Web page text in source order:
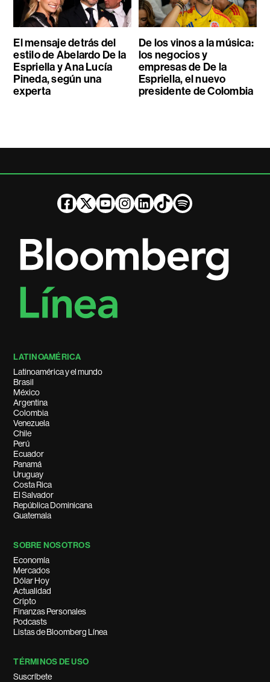
El mensaje detrás del
estilo de Abelardo De la
Espriella y Ana Lucía
Pineda, según una
experta
De los vinos a la música:
los negocios y
empresas de De la
Espriella, el nuevo
presidente de Colombia
LATINOAMÉRICA
Latinoamérica y el mundo
Brasil
México
Argentina
Colombia
Venezuela
Chile
Perú
Ecuador
Panamá
Uruguay
Costa Rica
El Salvador
República Dominicana
Guatemala
SOBRE NOSOTROS
Economía
Mercados
Dólar Hoy
Actualidad
Cripto
Finanzas Personales
Podcasts
Listas de Bloomberg Línea
TÉRMINOS DE USO
Suscríbete